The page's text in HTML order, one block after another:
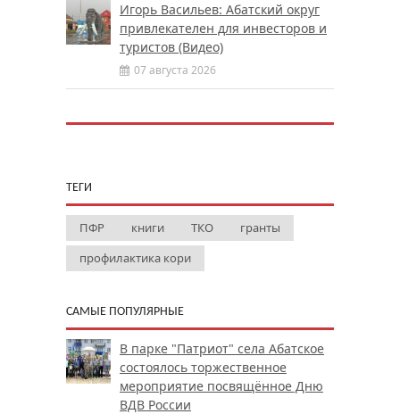
Игорь Васильев: Абатский округ
привлекателен для инвесторов и
туристов (Видео)
07 августа 2026
ТЕГИ
ПФР книги ТКО
гранты
профилактика кори
САМЫЕ ПОПУЛЯРНЫЕ
В парке "Патриот" села Абатское
состоялось торжественное
мероприятие посвящённое Дню
ВДВ России